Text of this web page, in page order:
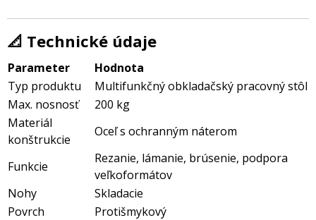
📐 Technické údaje
Parameter
Hodnota
Typ produktu
Multifunkčný obkladačský pracovný stôl
Max. nosnosť
200 kg
Materiál
konštrukcie
Oceľ s ochranným náterom
Funkcie
Rezanie, lámanie, brúsenie, podpora
veľkoformátov
Nohy
Skladacie
Povrch
Protišmykový